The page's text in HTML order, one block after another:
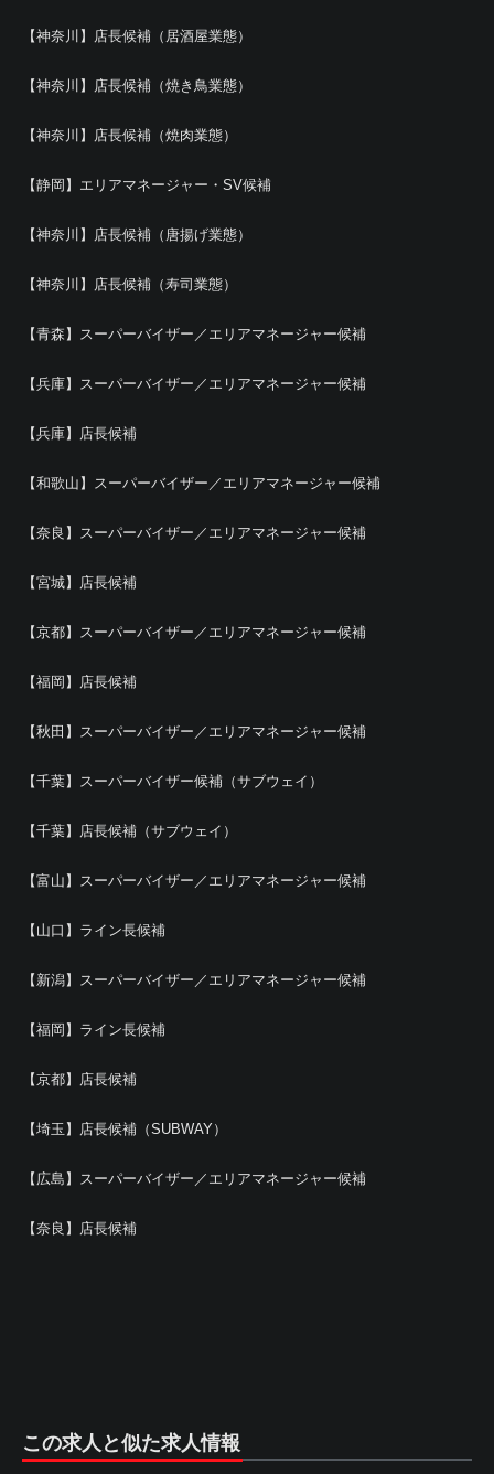
【神奈川】店長候補（居酒屋業態）
【神奈川】店長候補（焼き鳥業態）
【神奈川】店長候補（焼肉業態）
【静岡】エリアマネージャー・SV候補
【神奈川】店長候補（唐揚げ業態）
【神奈川】店長候補（寿司業態）
【青森】スーパーバイザー／エリアマネージャー候補
【兵庫】スーパーバイザー／エリアマネージャー候補
【兵庫】店長候補
【和歌山】スーパーバイザー／エリアマネージャー候補
【奈良】スーパーバイザー／エリアマネージャー候補
【宮城】店長候補
【京都】スーパーバイザー／エリアマネージャー候補
【福岡】店長候補
【秋田】スーパーバイザー／エリアマネージャー候補
【千葉】スーパーバイザー候補（サブウェイ）
【千葉】店長候補（サブウェイ）
【富山】スーパーバイザー／エリアマネージャー候補
【山口】ライン長候補
【新潟】スーパーバイザー／エリアマネージャー候補
【福岡】ライン長候補
【京都】店長候補
【埼玉】店長候補（SUBWAY）
【広島】スーパーバイザー／エリアマネージャー候補
【奈良】店長候補
この求人と似た求人情報